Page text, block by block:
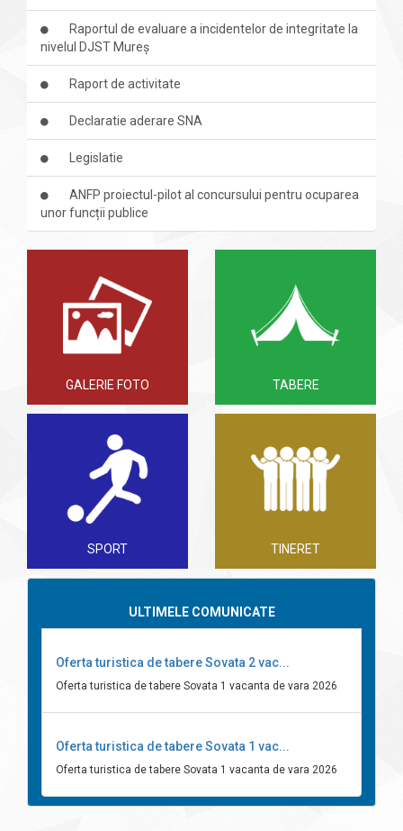
Raportul de evaluare a incidentelor de integritate la
nivelul DJST Mureș
Raport de activitate
Declaratie aderare SNA
Legislatie
ANFP proiectul-pilot al concursului pentru ocuparea
unor funcții publice
GALERIE FOTO TABERE
SPORT TINERET
ULTIMELE COMUNICATE
Oferta turistica de tabere Sovata 2 vac...
Oferta turistica de tabere Sovata 1 vacanta de vara 2026
Oferta turistica de tabere Sovata 1 vac...
Oferta turistica de tabere Sovata 1 vacanta de vara 2026